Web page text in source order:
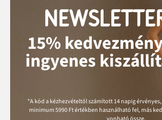
15%
ingyenes
*A kód a kézhezvételtől számított 14 napig
minimum5990 Ftértékben használható fel, más